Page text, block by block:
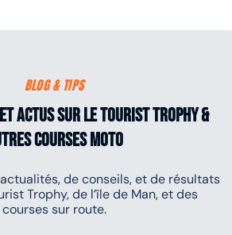
BLOG & TIPS
actus sur le tourist Trophy &
courses moto
de conseils, et de résultats
Trophy, de l’île de Man, et des
courses sur route.